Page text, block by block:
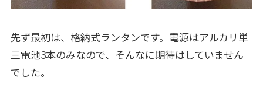
先ず最初は、格納式ランタンです。電源はアルカリ単
三電池3本のみなので、そんなに期待はしていません
でした。